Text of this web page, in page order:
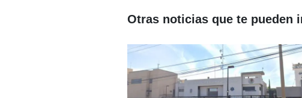
Otras noticias que te pueden